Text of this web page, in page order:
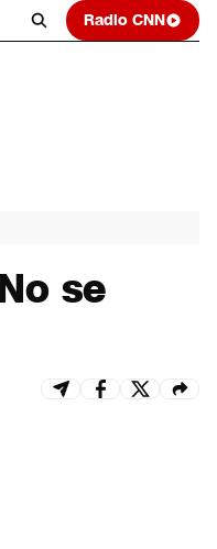
Radio CNN
se